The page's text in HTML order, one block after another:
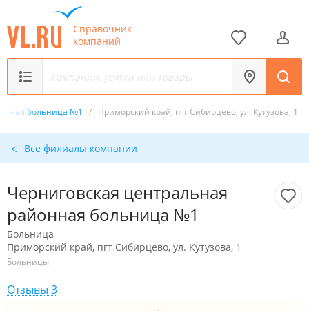
Справочник
компаний
больница №1 / Приморский край, пгт Сибирцево, ул. Кутузова, 1
Все филиалы компании
Черниговская центральная
районная больница №1
Больница
Приморский край, пгт Сибирцево, ул. Кутузова, 1
Больницы
Отзывы 3